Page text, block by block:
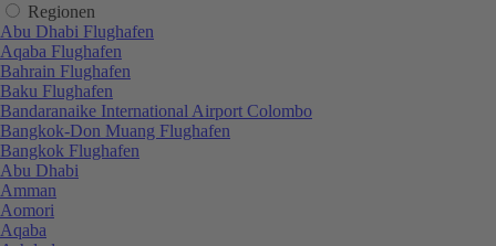
Regionen
Abu Dhabi Flughafen
Aqaba Flughafen
Bahrain Flughafen
Baku Flughafen
Bandaranaike International Airport Colombo
Bangkok-Don Muang Flughafen
Bangkok Flughafen
Abu Dhabi
Amman
Aomori
Aqaba